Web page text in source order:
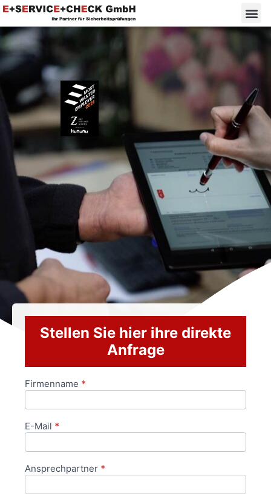
Stellen Sie hier ihre direkte
Anfrage
Anfrageformular
Firmenname *
E-Mail *
Ansprechpartner *